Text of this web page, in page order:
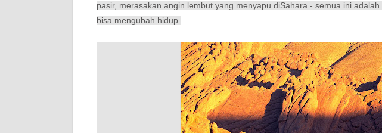
pasir, merasakan angin lembut yang menyapu diSahara - semua ini adalah
bisa mengubah hidup